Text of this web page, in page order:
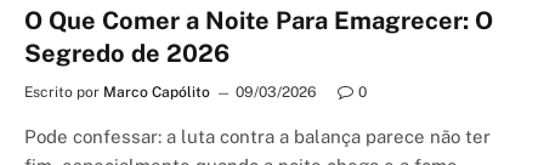
O Que Comer a Noite Para Emagrecer: O
Segredo de 2026
Escrito por Marco Capólito 09/03/2026 0
Pode confessar: a luta contra a balança parece não ter